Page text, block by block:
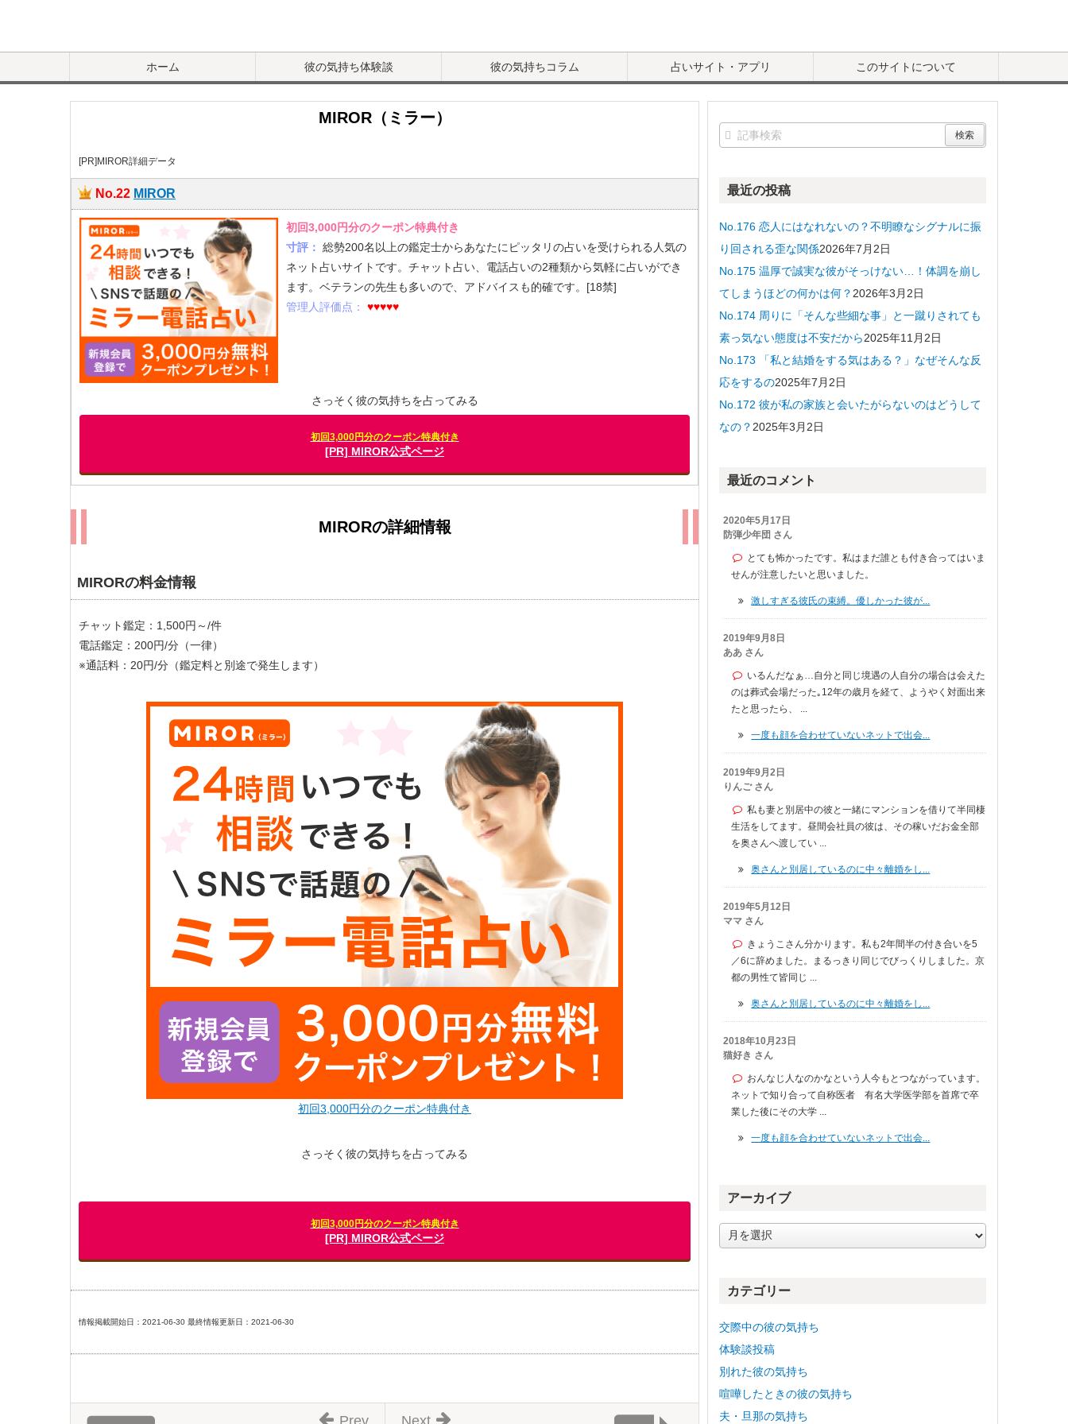
ホーム 彼の気持ち体験談 彼の気持ちコラム 占いサイト・アプリ このサイトについて
MIROR（ミラー）
[PR]MIROR詳細データ
No.22 MIROR
初回3,000円分のクーポン特典付き
寸評： 総勢200名以上の鑑定士からあなたにピッタリの占いを受けられる人気の
ネット占いサイトです。チャット占い、電話占いの2種類から気軽に占いができ
ます。ベテランの先生も多いので、アドバイスも的確です。[18禁]
管理人評価点： ♥♥♥♥♥
さっそく彼の気持ちを占ってみる
初回3,000円分のクーポン特典付き
[PR] MIROR公式ページ
MIRORの詳細情報
MIRORの料金情報
チャット鑑定：1,500円～/件
電話鑑定：200円/分（一律）
※通話料：20円/分（鑑定料と別途で発生します）
初回3,000円分のクーポン特典付き
さっそく彼の気持ちを占ってみる
初回3,000円分のクーポン特典付き
[PR] MIROR公式ページ
情報掲載開始日：2021-06-30 最終情報更新日：2021-06-30
Next
Prev
最近の投稿
No.176 恋人にはなれないの？不明瞭なシグナルに振
り回される歪な関係2026年7月2日
No.175 温厚で誠実な彼がそっけない…！体調を崩し
てしまうほどの何かは何？ 2026年3月2日
No.174 周りに「そんな些細な事」と一蹴りされても
素っ気ない態度は不安だから2025年11月2日
No.173 「私と結婚をする気はある？」なぜそんな反
応をするの2025年7月2日
No.172 彼が私の家族と会いたがらないのはどうして
なの？ 2025年3月2日
最近のコメント
2020年5月17日
防弾少年団 さん
とても怖かったです。私はまだ誰とも付き合ってはいま
せんが注意したいと思いました。
激しすぎる彼氏の束縛。優しかった彼が...
2019年9月8日
ああ さん
いるんだなぁ…自分と同じ境遇の人自分の場合は会えた
のは葬式会場だった｡12年の歳月を経て、ようやく対面出来
たと思ったら、 ...
一度も顔を合わせていないネットで出会...
2019年9月2日
りんご さん
私も妻と別居中の彼と一緒にマンションを借りて半同棲
生活をしてます。昼間会社員の彼は、その稼いだお金全部
を奥さんへ渡してい ...
奥さんと別居しているのに中々離婚をし...
2019年5月12日
ママ さん
きょうこさん分かります。私も2年間半の付き合いを5
／6に辞めました。まるっきり同じでびっくりしました。京
都の男性て皆同じ ...
奥さんと別居しているのに中々離婚をし...
2018年10月23日
猫好き さん
おんなじ人なのかなという人今もとつながっています。
ネットで知り合って自称医者 有名大学医学部を首席で卒
業した後にその大学 ...
一度も顔を合わせていないネットで出会...
アーカイブ
ー
ブカテゴリー
交際中の彼の気持ち
体験談投稿
別れた彼の気持ち
喧嘩したときの彼の気持ち
夫・旦那の気持ち